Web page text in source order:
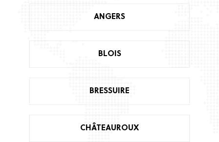
ANGERS
BLOIS
BRESSUIRE
CHÂTEAUROUX